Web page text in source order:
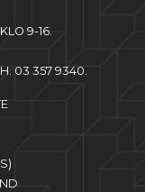
9-16.
03 357 9340.